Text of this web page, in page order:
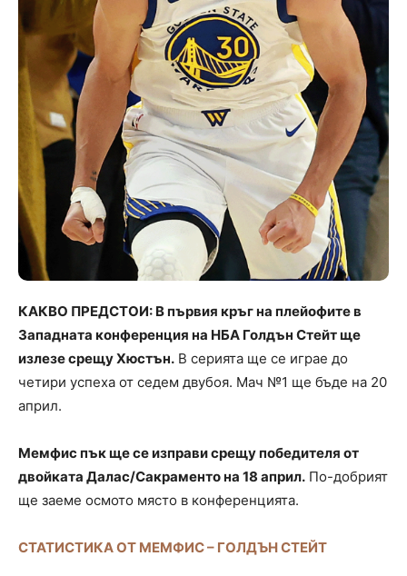
КАКВО ПРЕДСТОИ: В първия кръг на плейофите в
Западната конференция на НБА Голдън Стейт ще
излезе срещу Хюстън. В серията ще се играе до
четири успеха от седем двубоя. Мач №1 ще бъде на 20
април.
Мемфис пък ще се изправи срещу победителя от
двойката Далас/Сакраменто на 18 април. По-добрият
ще заеме осмото място в конференцията.
СТАТИСТИКА ОТ МЕМФИС – ГОЛДЪН СТЕЙТ